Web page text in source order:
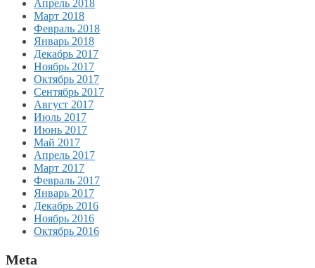
Апрель 2018
Март 2018
Февраль 2018
Январь 2018
Декабрь 2017
Ноябрь 2017
Октябрь 2017
Сентябрь 2017
Август 2017
Июль 2017
Июнь 2017
Май 2017
Апрель 2017
Март 2017
Февраль 2017
Январь 2017
Декабрь 2016
Ноябрь 2016
Октябрь 2016
Meta